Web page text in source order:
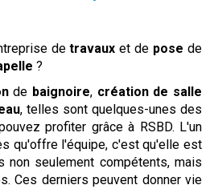
detravaux et de pose de
?
de baignoire, création de salle
, telles sont quelques-unes des
profiter grâce à RSBD. L'un
qu'offre l'équipe, c'est qu'elle est
non seulement compétents, mais
Ces derniers peuvent donner vie